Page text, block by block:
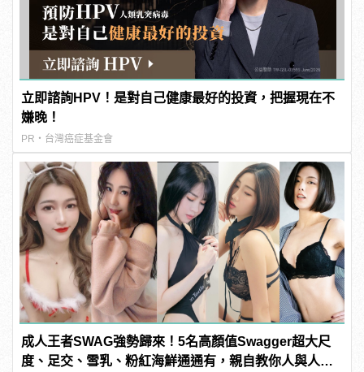
立即諮詢HPV！是對自己健康最好的投資，把握現在不
嫌晚！
PR・台灣癌症基金會
成人王者SWAG強勢歸來！5名高顏值Swagger超大尺
度、足交、雪乳、粉紅海鮮通通有，親自教你人與人的